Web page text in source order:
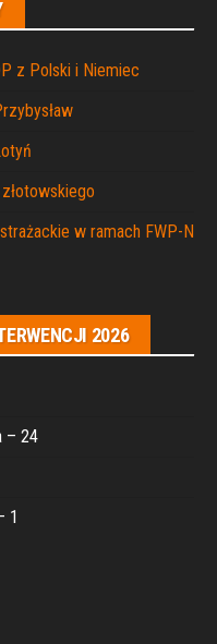
z Polski i Niemiec
w ramach FWP-N
2026
– 24
1